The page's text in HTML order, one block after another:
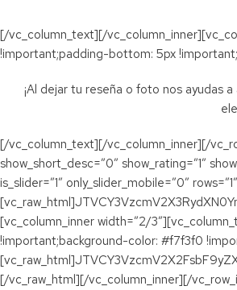
[/vc_column_text][/
!important;padding-bottom: 5px
¡Al dejar tu reseña o foto nos ayudas
[/vc_column_text][/vc_column_inner][/
show_short_desc=”0″ show_rating=”1″
is_slider=”1″ only_slider_mobile=”0″
[vc_column_inner width=”2/
!important;background-color: #f7f3f0
[/vc_raw_html][/vc_column_inner][/